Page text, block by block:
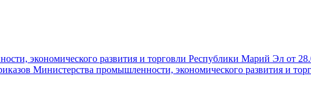
экономического развития и торговли Республики Марий Эл от
Министерства промышленности, экономического развития и